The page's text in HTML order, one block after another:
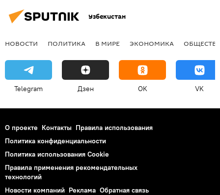
Узбекистан
НОВОСТИ ПОЛИТИКА В МИРЕ ЭКОНОМИКА
Telegram Дзен OK VK
О проекте Контакты Правила использования
Политика конфиденциальности
Политика использования Cookie
Правила применения рекомендательных
технологий
Новости компаний Реклама Обратная связь